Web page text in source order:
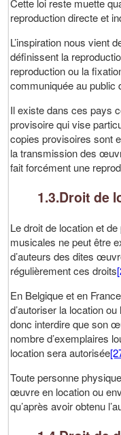
reproduction directe et
L’inspiration nous vient
définissent la
reproduction ou la
communiquée au public
Il existe dans ces pays
provisoire qui vise
copies provisoires sont
la transmission des
fait forcément une
1.3.Droit de
Le droit de location et
musicales ne peut être
d’auteurs des dites
régulièrement ces droits
En Belgique et en
d’autoriser la location
donc interdire que son
nombre d’exemplaires
location sera autorisée
Toute personne
œuvre en location ou
qu’après avoir obtenu